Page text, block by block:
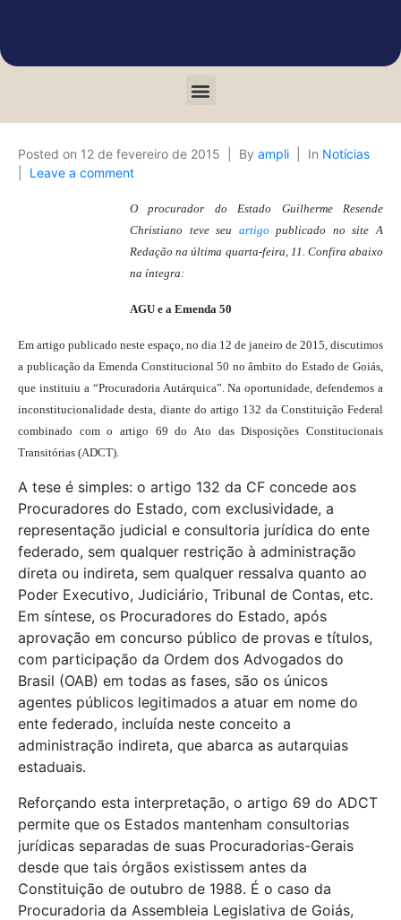
Posted on 12 de fevereiro de 2015 By ampli In Notícias
Leave a comment
O procurador do Estado Guilherme Resende
Christiano teve seu artigo publicado no site A
Redação na última quarta-feira, 11. Confira abaixo
na íntegra:
AGU e a Emenda 50
Em artigo publicado neste espaço, no dia 12 de janeiro de 2015, discutimos
a publicação da Emenda Constitucional 50 no âmbito do Estado de Goiás,
que instituiu a “Procuradoria Autárquica”. Na oportunidade, defendemos a
inconstitucionalidade desta, diante do artigo 132 da Constituição Federal
combinado com o artigo 69 do Ato das Disposições Constitucionais
Transitórias (ADCT).
A tese é simples: o artigo 132 da CF concede aos
Procuradores do Estado, com exclusividade, a
representação judicial e consultoria jurídica do ente
federado, sem qualquer restrição à administração
direta ou indireta, sem qualquer ressalva quanto ao
Poder Executivo, Judiciário, Tribunal de Contas, etc.
Em síntese, os Procuradores do Estado, após
aprovação em concurso público de provas e títulos,
com participação da Ordem dos Advogados do
Brasil (OAB) em todas as fases, são os únicos
agentes públicos legitimados a atuar em nome do
ente federado, incluída neste conceito a
administração indireta, que abarca as autarquias
estaduais.
Reforçando esta interpretação, o artigo 69 do ADCT
permite que os Estados mantenham consultorias
jurídicas separadas de suas Procuradorias-Gerais
desde que tais órgãos existissem antes da
Constituição de outubro de 1988. É o caso da
Procuradoria da Assembleia Legislativa de Goiás,